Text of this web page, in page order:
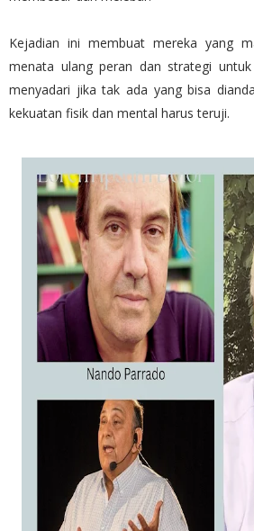
Kejadian ini membuat mereka yang
menata ulang peran dan strategi
menyadari jika tak ada yang bisa
kekuatan fisik dan mental harus teruji.